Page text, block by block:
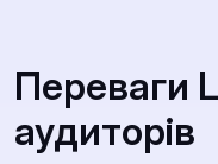
Переваги
аудиторів